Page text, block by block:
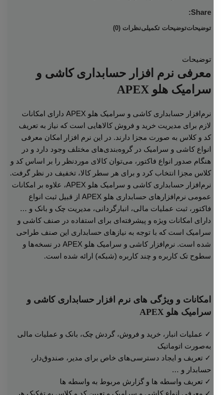
Share:
توضیحاتتوضیحات تکمیلینظرات (0)
توضیحات
معرفی نرم افزار حسابداری کاشی و
سرامیک هلو APEX
نرم‌افزار حسابداری کاشی و سرامیک هلو APEX دارای امکانات
لازم برای مدیریت خرید و فروش کالاهایی است که نیاز به تعریف
کد و کلاس به صورت مجزا دارند. در این نرم افزار امکان معرفی
انواع کاشی‌ و سرامیک‌ در گروه‌بندی‌های مختلف وجود دارد و در
هنگام صدور انواع فاکتور، می‌توان کالای موردنظر را بر اساس کد و
کلاس مجزا انتخاب کرد و برای هر سطر کالا، تخفیف در نظر گرفت.
نرم‌افزار حسابداری کاشی و سرامیک هلو APEX، علاوه بر امکانات
عمومی نرم‌افزارهای حسابداری هلو APEX از قبیل ثبت انواع
فاکتور، ثبت عملیات مالی، انبارگردانی، مدیریت چک و بانک و …
دارای امکانات ویژه و پیشرفته‌ای برای استفاده در صنف کاشی و
سرامیک است که با توجه به نیازهای حسابداری این صنف طراحی
شده است. نرم‌افزار کاشی و سرامیک هلو APEX در نسخه‌ها و
سطوح تک کاربره و چند کاربره (شبکه) ارائه شده است.
امکانات و ویژگی های نرم افزار حسابداری کاشی و
سرامیک هلو APEX
✓ عملیات انبار، خرید و فروش، گردش چک، بانک و عملیات مالی
به‌صورت اتوماتیک
✓ تعریف و ایجاد دسترسی‌های خاص برای مدیر، صندوق‌دار،
حسابدار و …
✓ تعریف واسطه ها و گزارش مربوط به واسطه ها
✓ معرفی انواع کاشی و سرامیک و تعیین کد و کلاس به تفکیک هر